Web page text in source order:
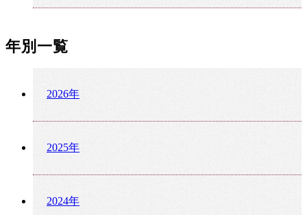
年別一覧
2026年
2025年
2024年